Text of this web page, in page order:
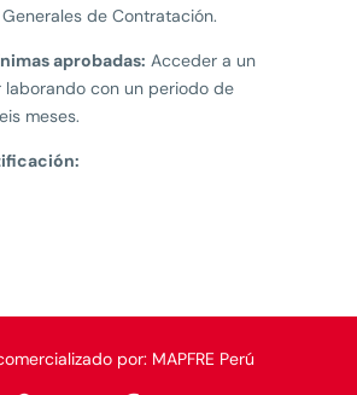
de Contratación.
aprobadas: Acceder a un
con un periodo de
meses.
por: MAPFRE Perú